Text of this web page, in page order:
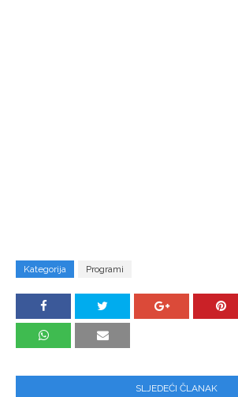
Kategorija Programi
SLJEDEĆI ČLANAK